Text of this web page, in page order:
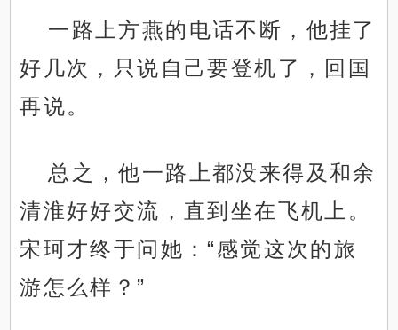
一路上方燕的电话不断，他挂了
好几次，只说自己要登机了，回国
再说。
总之，他一路上都没来得及和余
清淮好好交流，直到坐在飞机上。
宋珂才终于问她：“感觉这次的旅
游怎么样？”